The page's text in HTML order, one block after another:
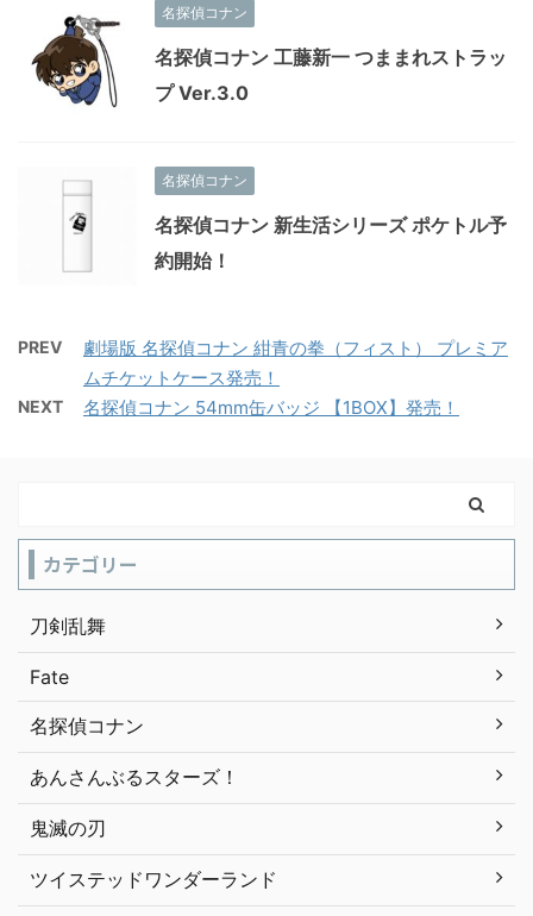
名探偵コナン
名探偵コナン 工藤新一 つままれストラッ
プ Ver.3.0
名探偵コナン
名探偵コナン 新生活シリーズ ポケトル予
約開始！
PREV
劇場版 名探偵コナン 紺青の拳（フィスト） プレミア
ムチケットケース発売！
NEXT 名探偵コナン 54mm缶バッジ 【1BOX】発売！
カテゴリー
刀剣乱舞
Fate
名探偵コナン
あんさんぶるスターズ！
鬼滅の刃
ツイステッドワンダーランド